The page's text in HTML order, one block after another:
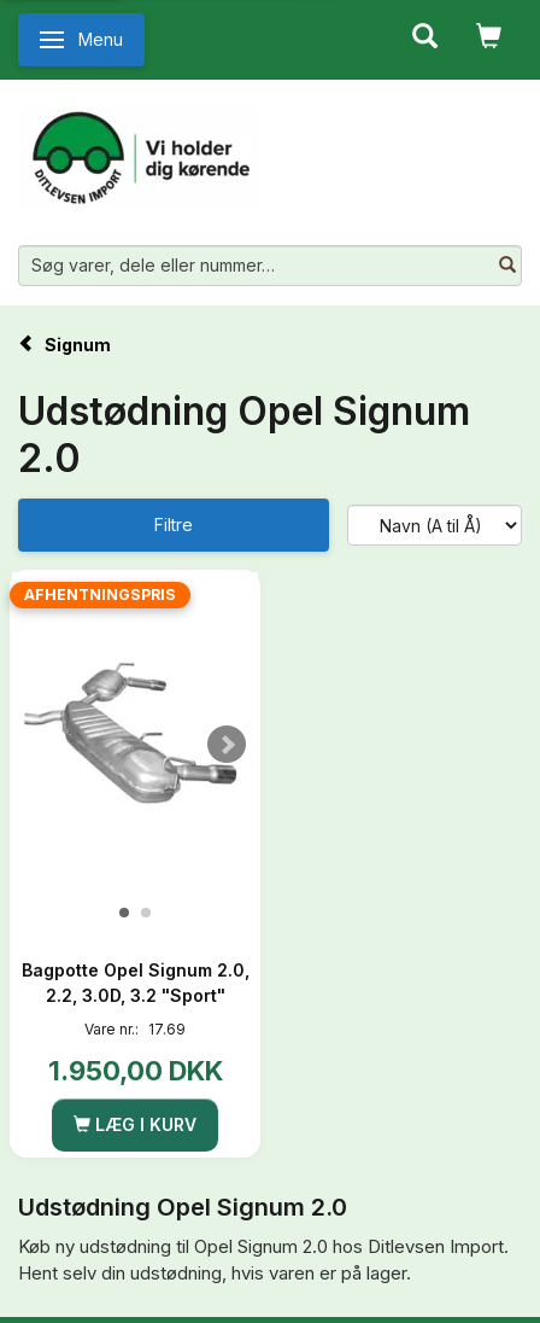
Skifte navigation
Menu
Signum
Udstødning Opel Signum
2.0
Filtre
AFHENTNINGSPRIS
Bagpotte Opel Signum 2.0,
2.2, 3.0D, 3.2 "Sport"
Vare nr.: 17.69
1.950,00 DKK
LÆG I KURV
Udstødning Opel Signum 2.0
Køb ny udstødning til Opel Signum 2.0 hos Ditlevsen Import.
Hent selv din udstødning, hvis varen er på lager.